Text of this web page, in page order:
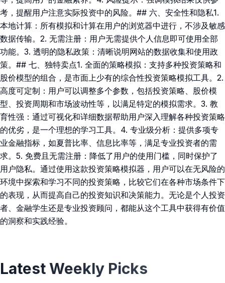
考，提醒用户注意实际投资中的风险。## 六、安全性和隐私1.
本地计算：所有模拟和计算在用户的浏览器中进行，不涉及敏感
数据传输。2. 无需注册：用户无需提供个人信息即可使用全部
功能。3. 透明的隐私政策：清晰说明网站的数据收集和使用政
策。## 七、独特卖点1. 全面的策略模拟：支持多种投资策略和
股价模型的组合，是市面上少有的综合性投资策略模拟工具。2.
高度可定制：用户可以调整多个参数，包括投资策略、股价模
型、投资周期和市场波动性等，以满足特定的模拟需求。3. 教
育性强：通过可视化和详细数据帮助用户深入理解各种投资策略
的优劣，是一个理想的学习工具。4. 专业级分析：提供多项专
业金融指标，如夏普比率、信息比率等，满足专业投资者的需
求。5. 免费且无需注册：降低了用户的使用门槛，同时保护了
用户隐私。通过使用这款投资策略模拟器，用户可以在无风险的
环境中探索和学习不同的投资策略，比较它们在各种市场条件下
的表现，从而提高自己的投资知识和决策能力。无论是个人投资
者、金融学生还是专业投资顾问，都能从这个工具中获得有价值
的洞察和实践经验。
Latest Weekly Picks